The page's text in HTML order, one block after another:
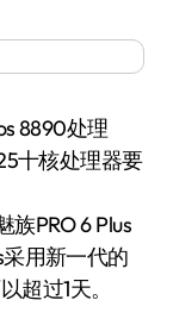
8890处理
十核处理器要
族PRO 6 Plus
用新一代的
超过1天。